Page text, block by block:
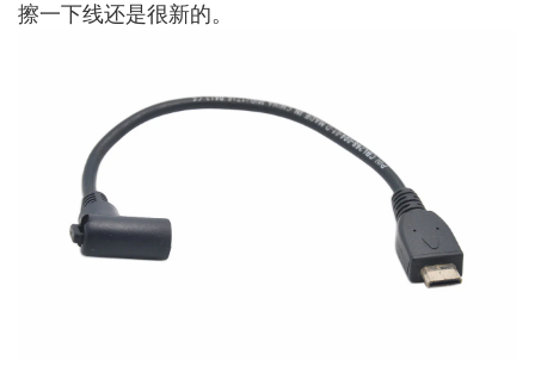
擦一下线还是很新的。